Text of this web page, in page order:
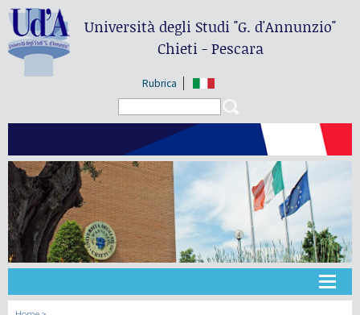
Università degli Studi"G. d'Annunzio"
Chieti - Pescara
Rubrica